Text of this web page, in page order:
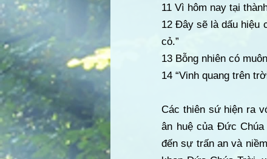
11 Vì hôm nay tại
12 Đây sẽ là dấu hiệu
cỏ.”
13 Bỗng nhiên có
14 “Vinh quang trên
Các thiên sứ hiện ra
ân huệ của Đức
đến sự trấn an và